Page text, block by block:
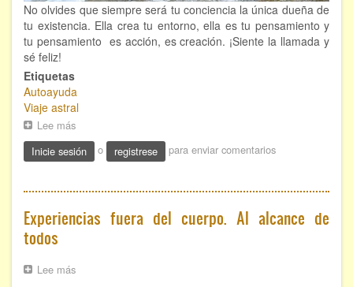
Limpieza de las energías - - Próximamente TALLER
PRÁCTICO
NOTICIAS Y ENTREVISTAS
TERAPIAS
Aura y energías. Limpieza
Sincroinducción. Entrenamiento mental
Hipnosis clínica
Hipnosis proyectiva
No olvides que siempre será tu conciencia la única dueña de
tu existencia. Ella crea tu entorno, ella es tu pensamiento y
tu pensamiento es acción, es creación. ¡Siente la llamada y
sé feliz!
Etiquetas
Autoayuda
Viaje astral
Lee más
Ahí
estás
Inicie sesión o registrese para enviar comentarios
Experiencias fuera del cuerpo. Al alcance de
todos
Lee más